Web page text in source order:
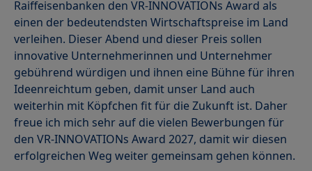
Raiffeisenbanken den VR-INNOVATIONs Award als
einen der bedeutendsten Wirtschaftspreise im Land
verleihen. Dieser Abend und dieser Preis sollen
innovative Unternehmerinnen und Unternehmer
gebührend würdigen und ihnen eine Bühne für ihren
Ideenreichtum geben, damit unser Land auch
weiterhin mit Köpfchen fit für die Zukunft ist. Daher
freue ich mich sehr auf die vielen Bewerbungen für
den VR-INNOVATIONs Award 2027, damit wir diesen
erfolgreichen Weg weiter gemeinsam gehen können.